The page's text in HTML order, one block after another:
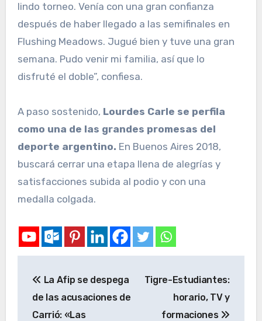
lindo torneo. Venía con una gran confianza
después de haber llegado a las semifinales en
Flushing Meadows. Jugué bien y tuve una gran
semana. Pudo venir mi familia, así que lo
disfruté el doble”, confiesa.
A paso sostenido, Lourdes Carle se perfila
como una de las grandes promesas del
deporte argentino. En Buenos Aires 2018,
buscará cerrar una etapa llena de alegrías y
satisfacciones subida al podio y con una
medalla colgada.
La Afip se despega
de las acusaciones de
Carrió: «Las
Tigre-Estudiantes:
horario, TV y
formaciones